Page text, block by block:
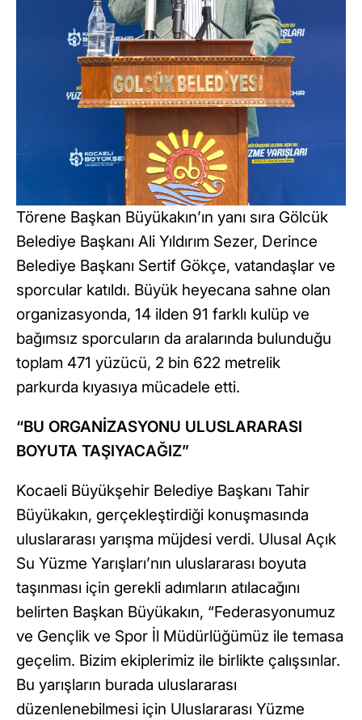
Törene Başkan Büyükakın’ın yanı sıra Gölcük
Belediye Başkanı Ali Yıldırım Sezer, Derince
Belediye Başkanı Sertif Gökçe, vatandaşlar ve
sporcular katıldı. Büyük heyecana sahne olan
organizasyonda, 14 ilden 91 farklı kulüp ve
bağımsız sporcuların da aralarında bulunduğu
toplam 471 yüzücü, 2 bin 622 metrelik
parkurda kıyasıya mücadele etti.
“BU ORGANİZASYONU ULUSLARARASI
BOYUTA TAŞIYACAĞIZ”
Kocaeli Büyükşehir Belediye Başkanı Tahir
Büyükakın, gerçekleştirdiği konuşmasında
uluslararası yarışma müjdesi verdi. Ulusal Açık
Su Yüzme Yarışları’nın uluslararası boyuta
taşınması için gerekli adımların atılacağını
belirten Başkan Büyükakın, “Federasyonumuz
ve Gençlik ve Spor İl Müdürlüğümüz ile temasa
geçelim. Bizim ekiplerimiz ile birlikte çalışsınlar.
Bu yarışların burada uluslararası
düzenlenebilmesi için Uluslararası Yüzme